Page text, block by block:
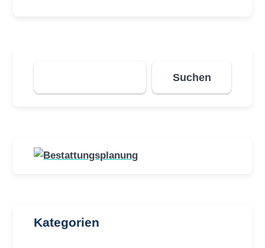
Suchen
Suchen
Kategorien